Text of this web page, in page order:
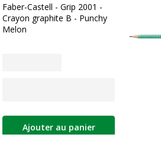
Faber-Castell - Grip 2001 -
Crayon graphite B - Punchy
Melon
Ajouter au panier